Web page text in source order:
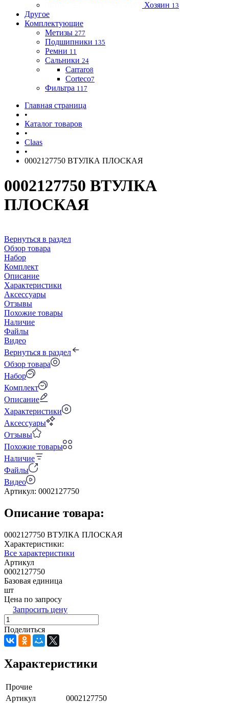
Хозяин 13
Другое
Комплектующие
Метизы 277
Подшипники 135
Ремни 11
Сальники 24
Carraro8
Corteco7
Фильтра 117
Главная страница
•
Каталог товаров
•
Claas
•
0002127750 ВТУЛКА ПЛОСКАЯ
0002127750 ВТУЛКА
ПЛОСКАЯ
Вернуться в раздел
Обзор товара
Набор
Комплект
Описание
Характеристики
Аксессуары
Отзывы
Похожие товары
Наличие
Файлы
Видео
Вернуться в раздел
Обзор товара
Набор
Комплект
Описание
Характеристики
Аксессуары
Отзывы
Похожие товары
Наличие
Файлы
Видео
Артикул: 0002127750
Описание товара:
0002127750 ВТУЛКА ПЛОСКАЯ
Характеристики:
Все характеристики
Артикул
0002127750
Базовая единица
шт
Цена по запросу
Запросить цену
Поделиться
Характеристики
Прочие
Артикул
0002127750